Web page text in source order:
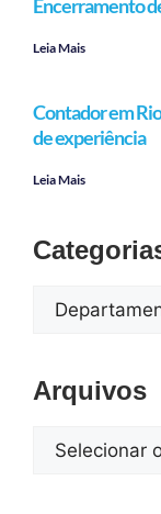
Encerramento
Leia Mais
Contador em
de experiência
Leia Mais
Arquivos